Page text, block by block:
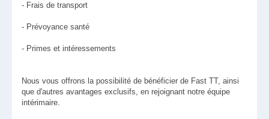
- Frais de transport
- Prévoyance santé
- Primes et intéressements
Nous vous offrons la possibilité de bénéficier de Fast TT, ainsi
que d'autres avantages exclusifs, en rejoignant notre équipe
intérimaire.